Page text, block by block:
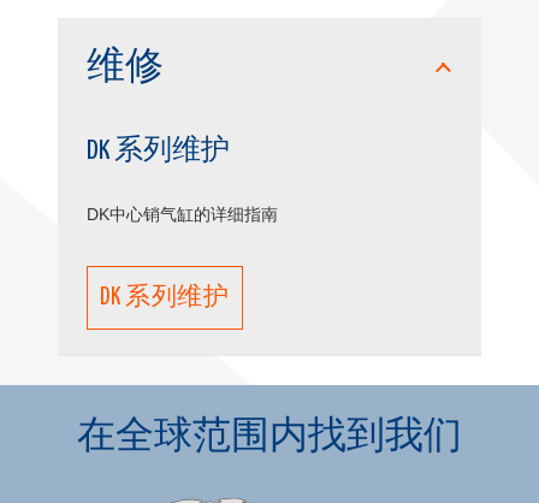
维修
DK 系列维护
DK中心销气缸的详细指南
DK 系列维护
在全球范围内找到我们